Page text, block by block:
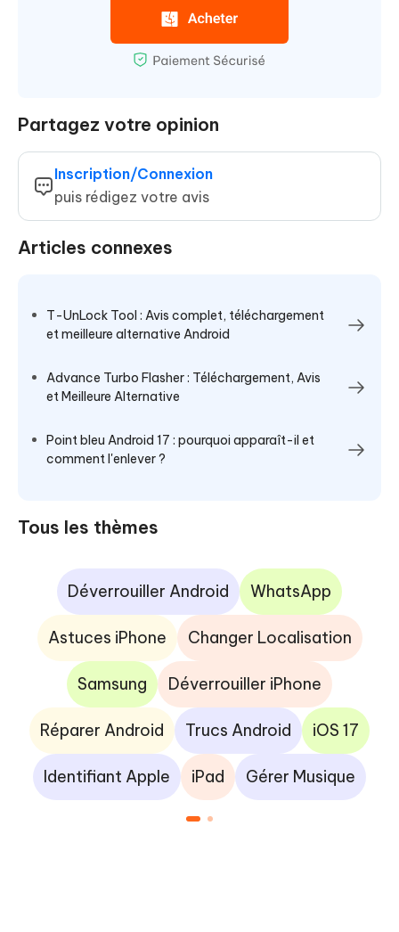
Partagez votre opinion
Inscription/Connexion
puis rédigez votre avis
Articles connexes
T-UnLock Tool : Avis complet, téléchargement
et meilleure alternative Android
Advance Turbo Flasher : Téléchargement, Avis
et Meilleure Alternative
Point bleu Android 17 : pourquoi apparaît-il et
comment l'enlever ?
Tous les thèmes
Déverrouiller Android WhatsApp
Astuces iPhone Changer Localisation
Samsung Déverrouiller iPhone
Réparer Android Trucs Android iOS 17
Identifiant Apple iPad Gérer Musique